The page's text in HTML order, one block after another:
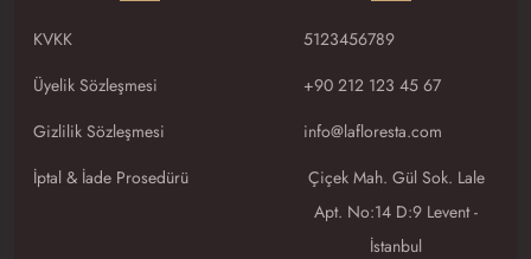
KVKK
Üyelik Sözleşmesi
Gizlilik Sözleşmesi
İptal & İade Prosedürü
5123456789
+90 212 123 45 67
info@lafloresta.com
Çiçek Mah. Gül Sok. Lale
Apt. No:14 D:9 Levent -
İstanbul